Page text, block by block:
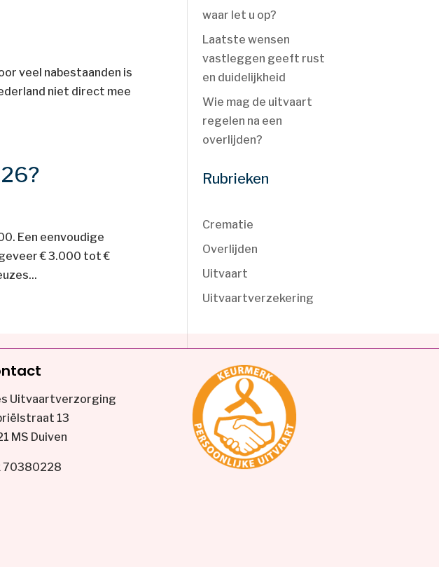
veel nabestaanden is
niet direct mee
Een eenvoudige
€ 3.000 tot €
waar let u op?
Laatste wensen
vastleggen geeft rust
en duidelijkheid
Wie mag de uitvaart
regelen na een
overlijden?
Rubrieken
Crematie
Overlijden
Uitvaart
Uitvaartverzekering
Uitvaartverzorging
13
MS Duiven
70380228